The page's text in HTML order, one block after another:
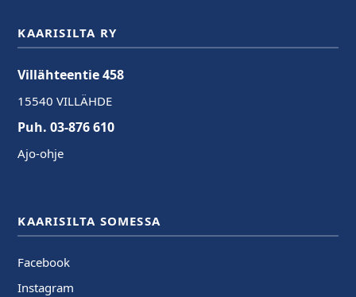
KAARISILTA RY
Villähteentie 458
15540 VILLÄHDE
Puh. 03-876 610
Ajo-ohje
KAARISILTA SOMESSA
Facebook
Instagram